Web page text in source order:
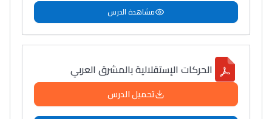
مشاهدة الدرس
الحركات الإستقلالية بالمشرق العربي
تحميل الدرس